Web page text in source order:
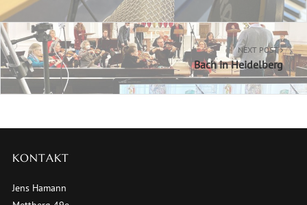
NEXT POST
Bach in Heidelberg
KONTAKT
Jens Hamann